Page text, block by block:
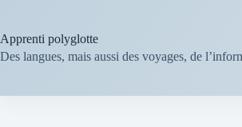
contenu
Apprenti polyglotte
Des langues, mais aussi des voyages, de